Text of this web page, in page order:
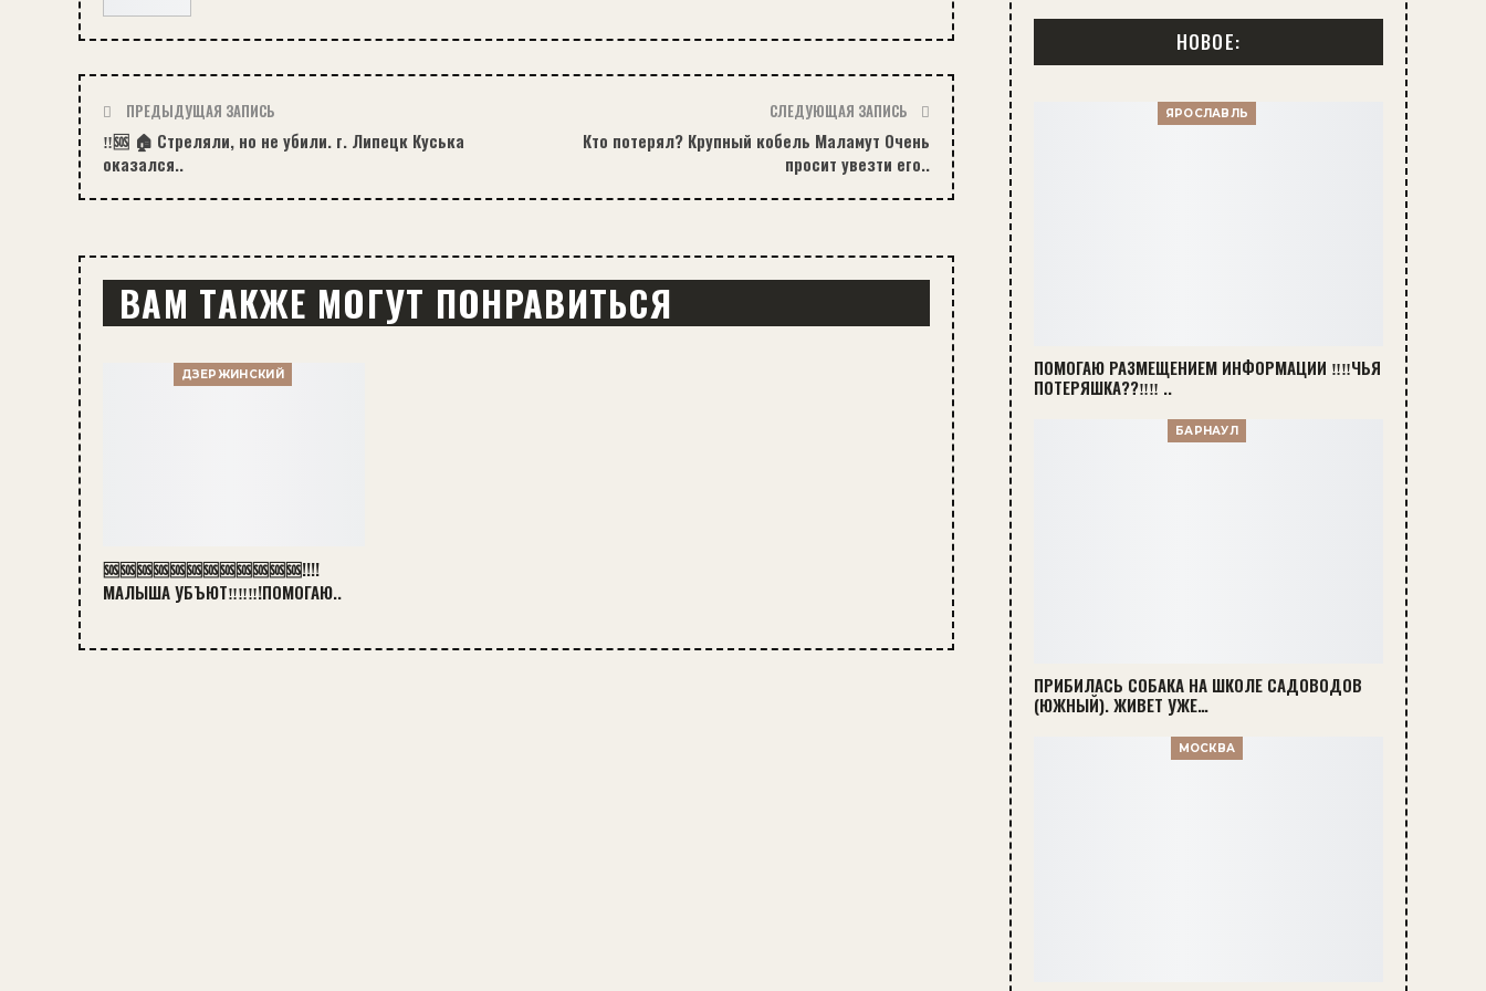
ПРЕДЫДУЩАЯ ЗАПИСЬ
‼️🆘 🏠 Стреляли, но не убили. г. Липецк Куська
оказался..
СЛЕДУЮЩАЯ ЗАПИСЬ
Кто потерял? Крупный кобель Маламут Очень
просит увезти его..
ВАМ ТАКЖЕ МОГУТ ПОНРАВИТЬСЯ
ДЗЕРЖИНСКИЙ
🆘🆘🆘🆘🆘🆘🆘🆘🆘🆘🆘🆘!!!!
МАЛЫША УБЪЮТ‼️‼️‼️!ПОМОГАЮ..
НОВОЕ:
ЯРОСЛАВЛЬ
ПОМОГАЮ РАЗМЕЩЕНИЕМ ИНФОРМАЦИИ ‼‼ЧЬЯ
ПОТЕРЯШКА??‼‼ ..
БАРНАУЛ
ПРИБИЛАСЬ СОБАКА НА ШКОЛЕ САДОВОДОВ
(ЮЖНЫЙ). ЖИВЕТ УЖЕ…
МОСКВА